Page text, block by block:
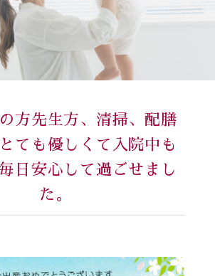
方先生方、清掃、配膳
ても優しくて入院中も
日安心して過ごせまし
た。